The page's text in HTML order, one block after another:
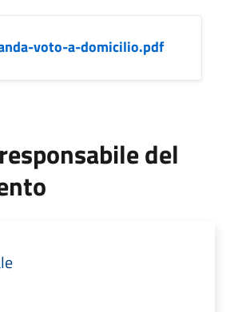
voto-a-domicilio.pdf
del